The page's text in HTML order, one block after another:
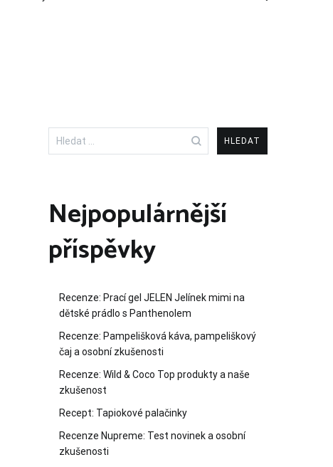
Vyhledávání
Nejpopulárnější
příspěvky
Recenze: Prací gel JELEN Jelínek mimi na
dětské prádlo s Panthenolem
Recenze: Pampelišková káva, pampeliškový
čaj a osobní zkušenosti
Recenze: Wild & Coco Top produkty a naše
zkušenost
Recept: Tapiokové palačinky
Recenze Nupreme: Test novinek a osobní
zkušenosti